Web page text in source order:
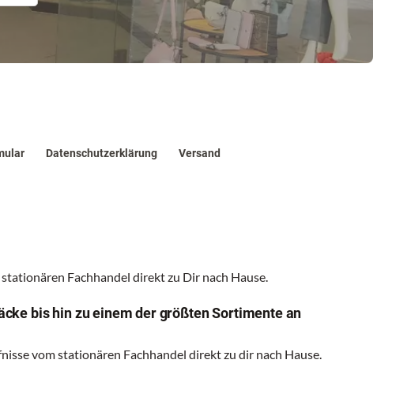
Datenschutzerklärung Versand
Fachhandel direkt zu Dir nach Hause.
bis hin zu einem der größten Sortimente an
vom stationären Fachhandel direkt zu dir nach Hause.